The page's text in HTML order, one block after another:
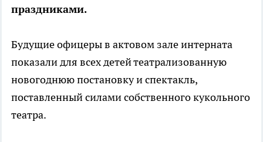
праздниками.
Будущие офицеры в актовом зале интерната
показали для всех детей театрализованную
новогоднюю постановку и спектакль,
поставленный силами собственного кукольного
театра.